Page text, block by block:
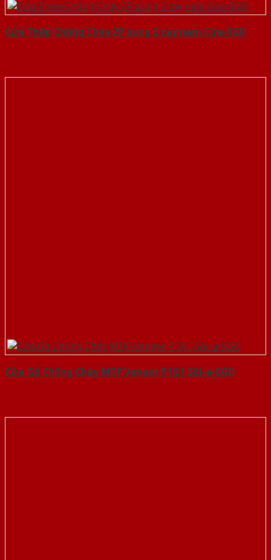
Cửa Thép Chống Cháy 2P dung 2 tay nam Cửa-SGD
Cửa Gỗ Chống Cháy MDF Veneer P1G1 Sồi-a-SGD